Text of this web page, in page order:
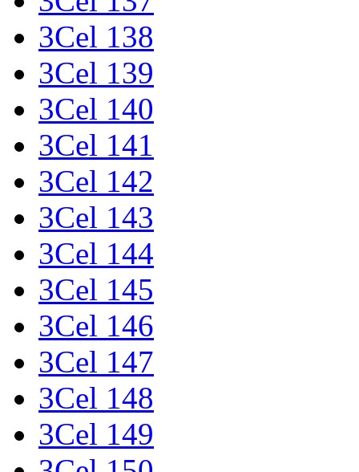
3Cel 138
3Cel 139
3Cel 140
3Cel 141
3Cel 142
3Cel 143
3Cel 144
3Cel 145
3Cel 146
3Cel 147
3Cel 148
3Cel 149